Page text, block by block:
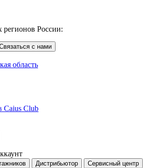
регионов России:
с нами
область
Caius Club
Дистрибьютор Сервисный центр